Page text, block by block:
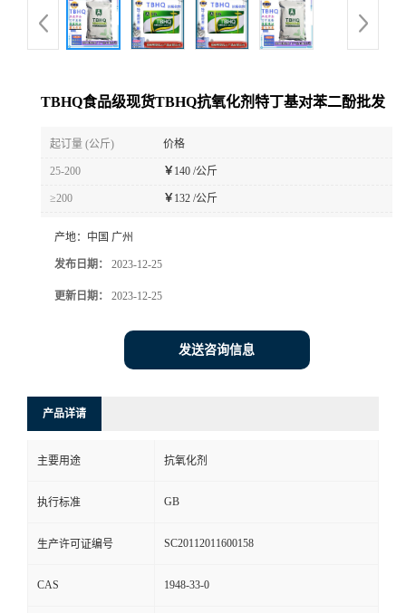
TBHQ食品级现货TBHQ抗氧化剂特丁基对苯二酚批发
起订量 (公斤) 价格
25-200 ￥ 140 /公斤
≥200 ￥ 132 /公斤
产地： 中国 广州
发布日期： 2023-12-25
更新日期： 2023-12-25
发送咨询信息
产品详请
主要用途 抗氧化剂
执行标准 GB
生产许可证编号 SC20112011600158
CAS 1948-33-0